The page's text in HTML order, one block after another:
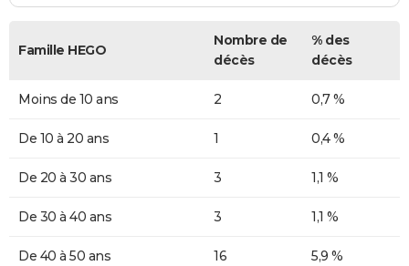
Famille HEGO
Nombre de
décès
% des
décès
Moins de 10 ans 2 0,7 %
De 10 à 20 ans 1 0,4 %
De 20 à 30 ans 3 1,1 %
De 30 à 40 ans 3 1,1 %
De 40 à 50 ans 16 5,9 %